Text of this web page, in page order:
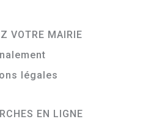
VOTRE MAIRIE
légales
EN LIGNE